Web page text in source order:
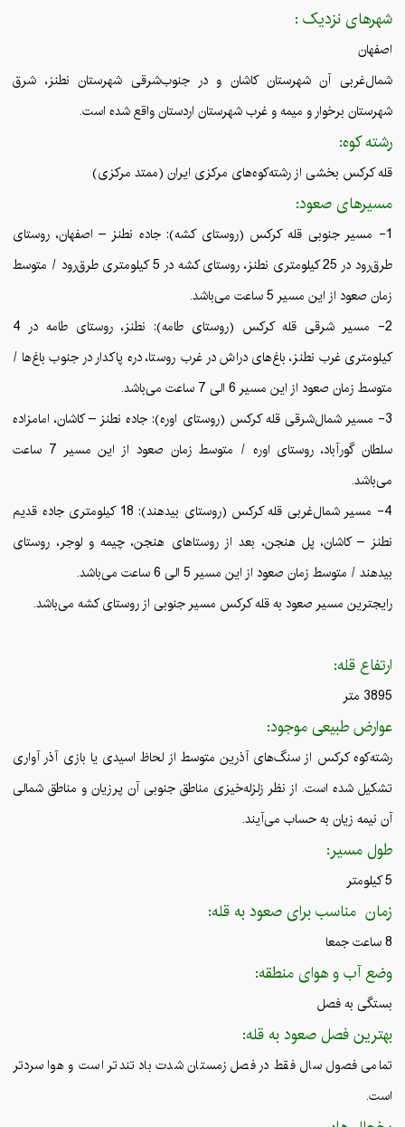
شهرهای نزدیک :
اصفهان
شمال‌غربی آن شهرستان کاشان و در جنوب‌شرقی شهرستان نطنز، شرق
شهرستان برخوار و میمه و غرب شهرستان اردستان واقع شده‌ است.
رشته کوه:
قله کرکس بخشی از رشته‌کوه‌های مرکزی ایران (ممتد مرکزی)
مسیرهای صعود:
1- مسیر جنوبی قله کرکس (روستای کشه): جاده نطنز – اصفهان، روستای
طرق‌رود در 25 کیلومتری نطنز، روستای کشه در 5 کیلومتری طرق‌رود / متوسط
زمان صعود از این مسیر 5 ساعت می‌باشد.
2- مسیر شرقی قله کرکس (روستای طامه): نطنز، روستای طامه در 4
کیلومتری غرب نطنز، باغ‌های دراش در غرب روستا، دره پاکدار در جنوب باغ‌ها /
متوسط زمان صعود از این مسیر 6 الی 7 ساعت می‌باشد.
3- مسیر شمال‌شرقی قله کرکس (روستای اوره): جاده نطنز – کاشان، امامزاده
سلطان گورآباد، روستای اوره / متوسط زمان صعود از این مسیر 7 ساعت
می‌باشد.
4- مسیر شمال‌غربی قله کرکس (روستای بیدهند): 18 کیلومتری جاده قدیم
نطنز – کاشان، پل هنجن، بعد از روستاهای هنجن، چیمه و لوجر، روستای
بیدهند / متوسط زمان صعود از این مسیر 5 الی 6 ساعت می‌باشد.
رایجترین مسیر صعود به قله کرکس مسیر جنوبی از روستای کشه می‌باشد.
ارتفاع قله:
3895 متر
عوارض طبیعی موجود:
رشته‌کوه کرکس از سنگ‌های آذرین متوسط از لحاظ اسیدی یا بازی آذر آواری
تشکیل شده است. از نظر زلزله‌خیزی مناطق جنوبی آن پرزیان و مناطق شمالی
آن نیمه زیان به حساب می‌آیند.
طول مسیر:
5 کیلومتر
زمان مناسب برای صعود به قله:
8 ساعت جمعا
وضع آب و هوای منطقه:
بستگی به فصل
بهترین فصل صعود به قله:
تمامی فصول سال فقط در فصل زمستان شدت باد تندتر است و هوا سردتر
است.